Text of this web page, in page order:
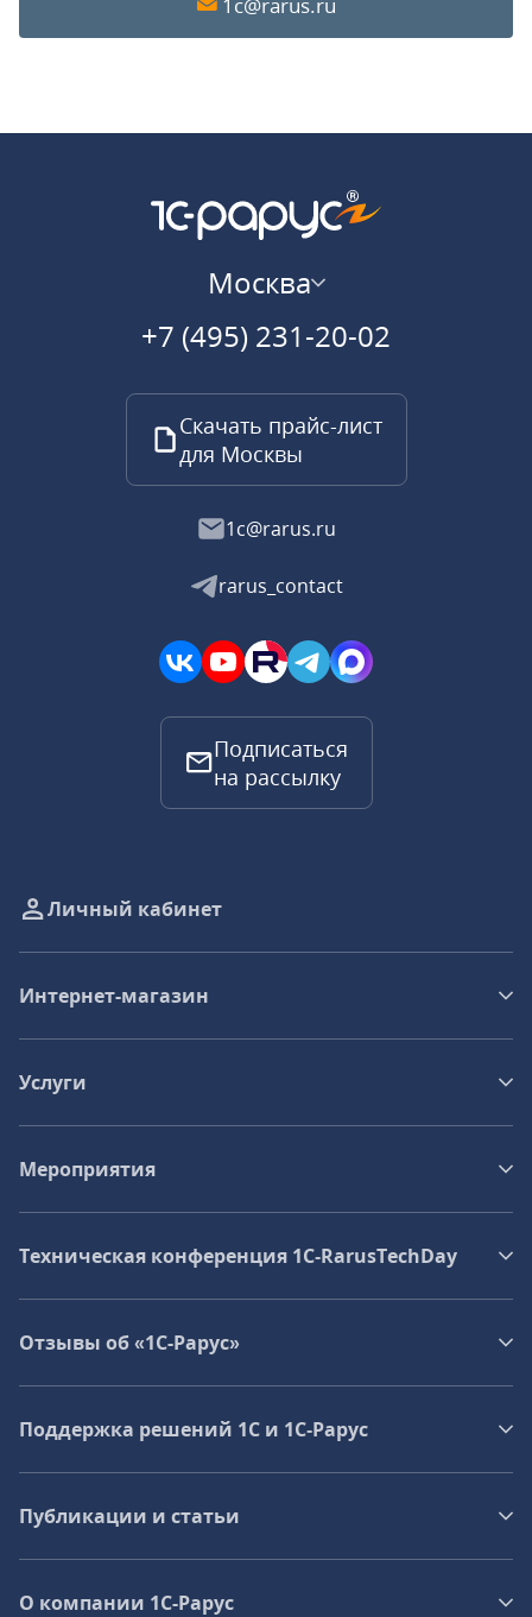
Москва
+7 (495) 231-20-02
Скачать прайс-лист
для Москвы
1c@rarus.ru
rarus_contact
Подписаться
на рассылку
Личный кабинет
Интернет-магазин
Услуги
Мероприятия
Техническая конференция 1C‑RarusTechDay
Отзывы об «1С-Рарус»
Поддержка решений 1С и 1С‑Рарус
Публикации и статьи
О компании 1C-Рарус